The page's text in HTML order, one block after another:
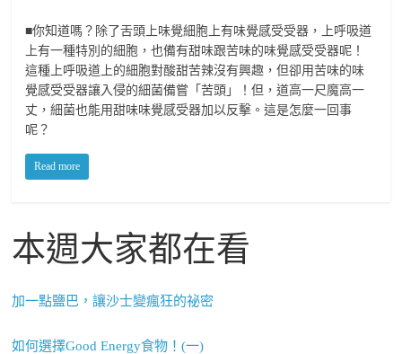
■你知道嗎？除了舌頭上味覺細胞上有味覺感受受器，上呼吸道
上有一種特別的細胞，也備有甜味跟苦味的味覺感受受器呢！
這種上呼吸道上的細胞對酸甜苦辣沒有興趣，但卻用苦味的味
覺感受受器讓入侵的細菌備嘗「苦頭」！但，道高一尺魔高一
丈，細菌也能用甜味味覺感受器加以反擊。這是怎麼一回事
呢？
Read more
本週大家都在看
加一點鹽巴，讓沙士變瘋狂的祕密
如何選擇Good Energy食物！(一)